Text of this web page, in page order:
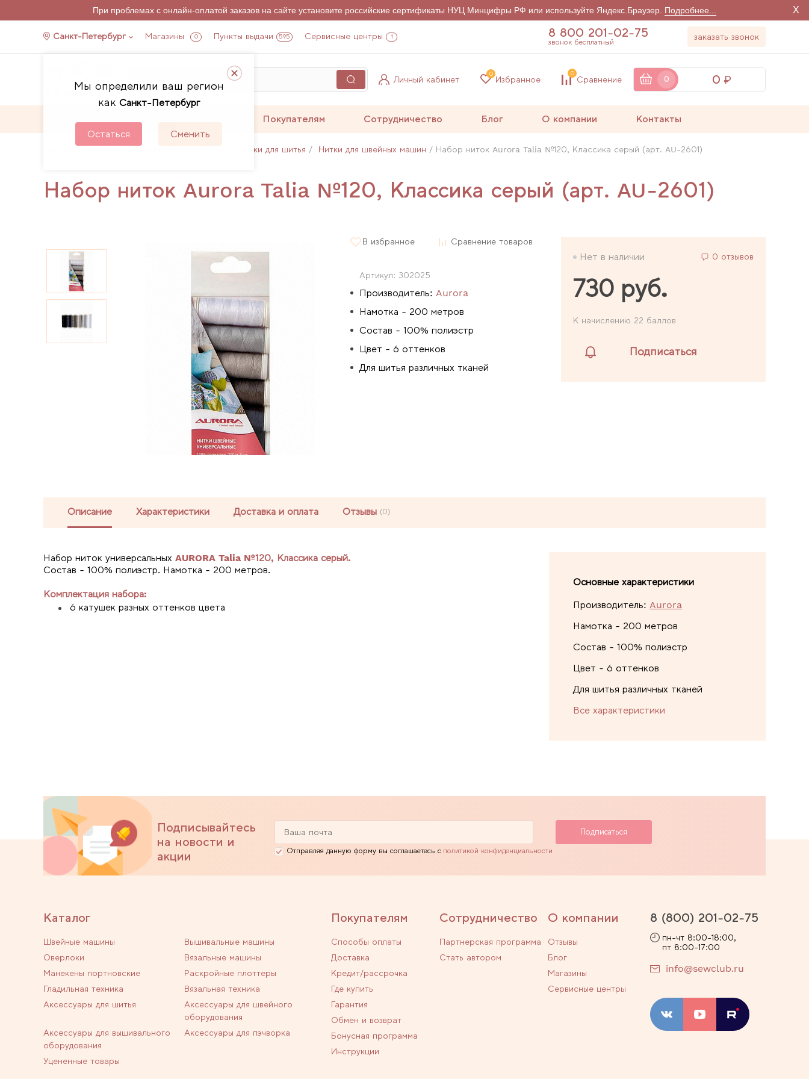
При проблемах с онлайн-оплатой заказов на сайте установите российские сертификаты НУЦ Минцифры РФ или используйте Яндекс.Браузер. Подробнее... X
Санкт-Петербург Магазины 0 Пункты выдачи 595 Сервисные центры 1
Мы определили ваш регион
как Санкт-Петербург
Остаться Сменить
8 800 201-02-75
звонок бесплатный
заказать звонок
Личный кабинет Избранное
0
Сравнение
0
0 0
Покупателям Сотрудничество Блог О компании Контакты
Каталог Аксессуары для шитья Нитки для шитья Нитки для швейных машин Набор ниток Aurora Talia №120, Классика серый (арт. AU-2601)
Набор ниток Aurora Talia №120, Классика серый (арт. AU-2601)
В избранное Сравнение товаров
Артикул: 302025
Производитель: Aurora
Намотка - 200 метров
Состав - 100% полиэстр
Цвет - 6 оттенков
Для шитья различных тканей
Нет в наличии 0 отзывов
730 руб.
К начислению 22 баллов
Подписаться
Описание Характеристики Доставка и оплата Отзывы (0)
Набор ниток универсальных AURORA Talia №120, Классика серый.
Состав - 100% полиэстр. Намотка - 200 метров.
Комплектация набора:
6 катушек разных оттенков цвета
Основные характеристики
Производитель: Aurora
Намотка - 200 метров
Состав - 100% полиэстр
Цвет - 6 оттенков
Для шитья различных тканей
Все характеристики
Подписывайтесь
на новости и
акции
Отправляя данную форму вы соглашаетесь с политикой конфиденциальности
Каталог
Швейные машины
Вышивальные машины
Оверлоки
Вязальные машины
Манекены портновские
Раскройные плоттеры
Гладильная техника
Вязальная техника
Аксессуары для шитья
Аксессуары для швейного
оборудования
Аксессуары для вышивального
оборудования
Аксессуары для пэчворка
Уцененные товары
Покупателям
Способы оплаты
Доставка
Кредит/рассрочка
Где купить
Гарантия
Обмен и возврат
Бонусная программа
Инструкции
Сотрудничество
Партнерская программа
Стать автором
О компании
Отзывы
Блог
Магазины
Сервисные центры
8 (800) 201-02-75
пн-чт 8:00-18:00,
пт 8:00-17:00
info@sewclub.ru